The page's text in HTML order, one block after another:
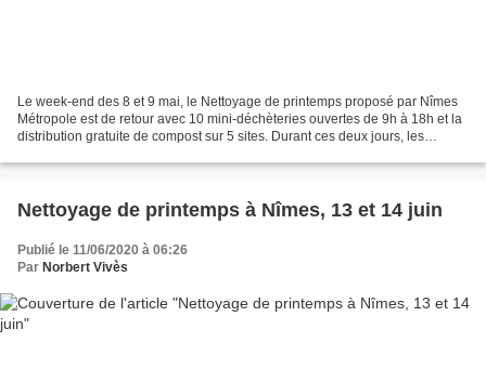
Le week-end des 8 et 9 mai, le Nettoyage de printemps proposé par Nîmes
Métropole est de retour avec 10 mini-déchèteries ouvertes de 9h à 18h et la
distribution gratuite de compost sur 5 sites. Durant ces deux jours, les
Nettoyage de printemps à Nîmes, 13 et 14 juin
Publié le 11/06/2020 à 06:26
Par Norbert Vivès